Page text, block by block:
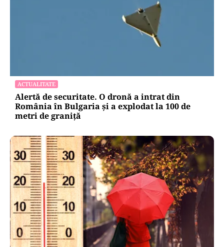
ACTUALITATE
Alertă de securitate. O dronă a intrat din
România în Bulgaria şi a explodat la 100 de
metri de graniţă